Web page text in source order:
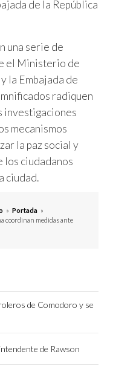
de la República
una serie de
el Ministerio de
la Embajada de
radiquen
investigaciones
mecanismos
la paz social y
ciudadanos
ciudad.
» Portada »
coordinan medidas ante
de Comodoro y se
de Rawson